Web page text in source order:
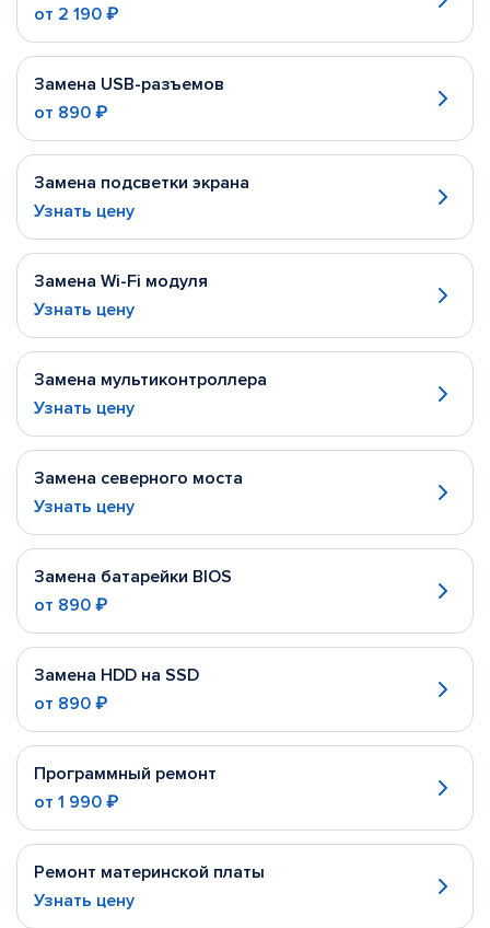
от 2 190 ₽
Замена USB-разъемов
от 890 ₽
Замена подсветки экрана
Узнать цену
Замена Wi-Fi модуля
Узнать цену
Замена мультиконтроллера
Узнать цену
Замена северного моста
Узнать цену
Замена батарейки BIOS
от 890 ₽
Замена HDD на SSD
от 890 ₽
Программный ремонт
от 1 990 ₽
Ремонт материнской платы
Узнать цену